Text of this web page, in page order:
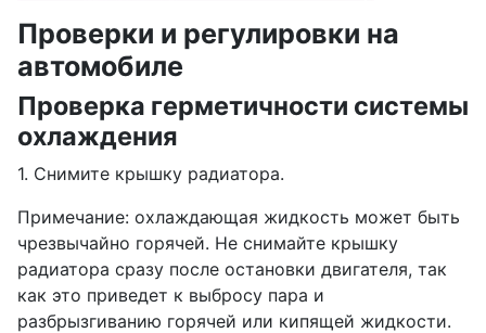
Проверки и регулировки на
автомобиле
Проверка герметичности системы
охлаждения
1. Снимите крышку радиатора.
Примечание: охлаждающая жидкость может быть
чрезвычайно горячей. Не снимайте крышку
радиатора сразу после остановки двигателя, так
как это приведет к выбросу пара и
разбрызгиванию горячей или кипящей жидкости.